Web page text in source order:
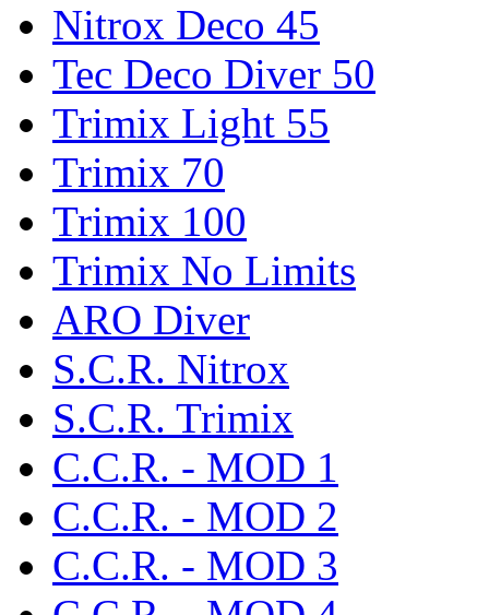
Nitrox Deco 45
Tec Deco Diver 50
Trimix Light 55
Trimix 70
Trimix 100
Trimix No Limits
ARO Diver
S.C.R. Nitrox
S.C.R. Trimix
C.C.R. - MOD 1
C.C.R. - MOD 2
C.C.R. - MOD 3